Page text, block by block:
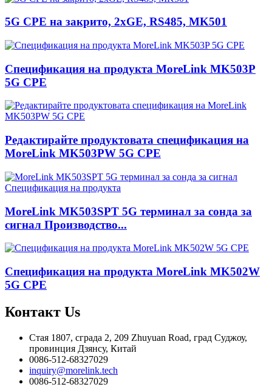
5G CPE на закрито, 2xGE, RS485, MK501
Спецификация на продукта MoreLink MK503P
5G CPE
Редактирайте продуктовата спецификация на
MoreLink MK503PW 5G CPE
MoreLink MK503SPT 5G терминал за сонда за
сигнал Производство...
Спецификация на продукта MoreLink MK502W
5G CPE
Контакт Us
Стая 1807, сграда 2, 209 Zhuyuan Road, град Суджоу,
провинция Дзянсу, Китай
0086-512-68327029
inquiry@morelink.tech
0086-512-68327029